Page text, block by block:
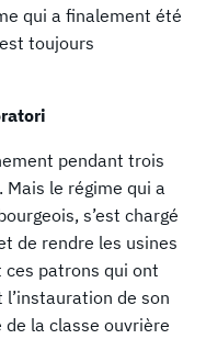
qui a finalement été
toujours
pendant trois
le régime qui a
s’est chargé
de rendre les usines
patrons qui ont
de son
la classe ouvrière